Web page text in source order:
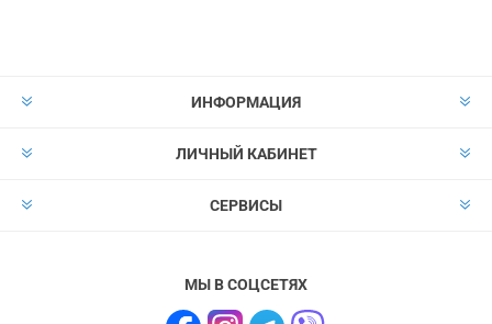
ИНФОРМАЦИЯ
ЛИЧНЫЙ КАБИНЕТ
СЕРВИСЫ
МЫ В СОЦСЕТЯХ